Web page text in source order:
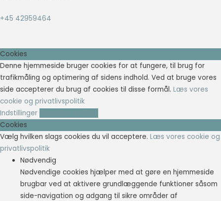
+45 42959464
Cookies
Denne hjemmeside bruger cookies for at fungere, til brug for
trafikmåling og optimering af sidens indhold. Ved at bruge vores
side accepterer du brug af cookies til disse formål. Læs vores
cookie og privatlivspolitik
Indstillinger
Cookies
Vælg hvilken slags cookies du vil acceptere. Læs vores cookie og
privatlivspolitik
Nødvendig
Nødvendige cookies hjælper med at gøre en hjemmeside
brugbar ved at aktivere grundlæggende funktioner såsom
side-navigation og adgang til sikre områder af